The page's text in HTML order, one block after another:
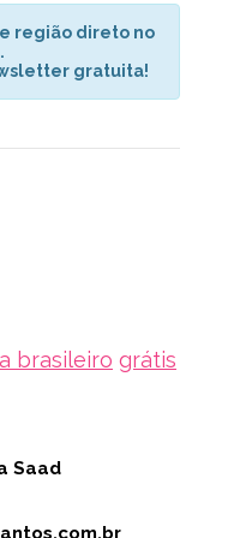
região direto no
gratuita!
brasileiro grátis
Saad